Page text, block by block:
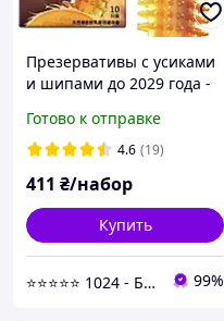
Презервативы с усиками
и шипами до 2029 года -
Готово к отправке
4.6 (19)
411 ₴/набор
Купить
⭐⭐⭐⭐⭐ 1024 - Быстрая отправка в день заказа 99%